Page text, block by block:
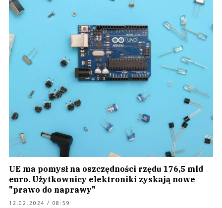
UE ma pomysł na oszczędności rzędu 176,5 mld
euro. Użytkownicy elektroniki zyskają nowe
"prawo do naprawy"
12.02.2024 / 08:59